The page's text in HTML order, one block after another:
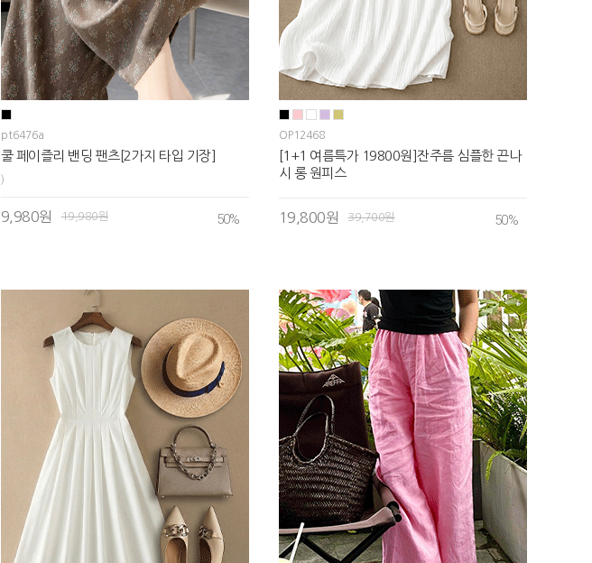
pt6476a
쿨 페이즐리 밴딩 팬츠[2가지 타입 기장]
)
9,980원 19,980원 50%
OP12468
[1+1 여름특가 19800원]잔주름 심플한 끈나
시 롱 원피스
19,800원 39,700원 50%